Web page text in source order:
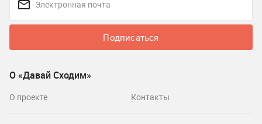
Подписаться
О «Давай Сходим»
О проекте Контакты